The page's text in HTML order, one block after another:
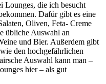
Lounges, die ich besucht
Dafür gibt es eine
Oliven, Feta- Creme
übliche Auswahl an
und Bier. Außerdem gibt
den hochgefährlichen
Auswahl kann man –
hier – als gut